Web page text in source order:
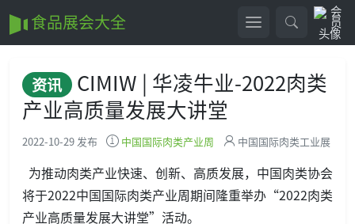
食品展会大全
资讯 CIMIW | 华凌牛业-2022肉类
产业高质量发展大讲堂
2022-10-29 发布 中国国际肉类产业周 中国国际肉类工业展
为推动肉类产业快速、创新、高质发展，中国肉类协会
将于2022中国国际肉类产业周期间隆重举办“2022肉类
产业高质量发展大讲堂”活动。